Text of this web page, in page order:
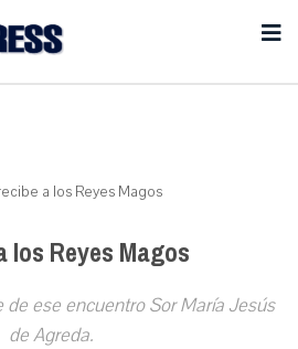
a los Reyes Magos
los Reyes Magos
de ese encuentro Sor María Jesús
de Agreda.